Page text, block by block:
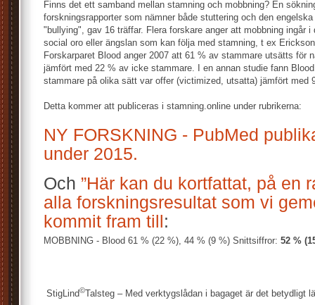
Finns det ett samband mellan stamning och mobbning? En
forskningsrapporter som nämner både stuttering och den
"bullying", gav 16 träffar. Flera forskare anger att mobbning ingår
social oro eller ängslan som kan följa med stamning, t ex
Forskarparet Blood anger 2007 att 61 % av stammare utsätts för
jämfört med 22 % av icke stammare. I en annan studie fann
stammare på olika sätt var offer (victimized, utsatta) jämfört med
Detta kommer att publiceras i stamning.online under rubrikerna:
NY FORSKNING - PubMed
under 2015.
Och ”Här kan du kortfattat, på en
alla forskningsresultat som vi
kommit fram till:
MOBBNING - Blood 61 % (22 %), 44 % (9 %) Snittsiffror: 52 %
StigLind©Talsteg – Med verktygslådan i bagaget är det betydligt